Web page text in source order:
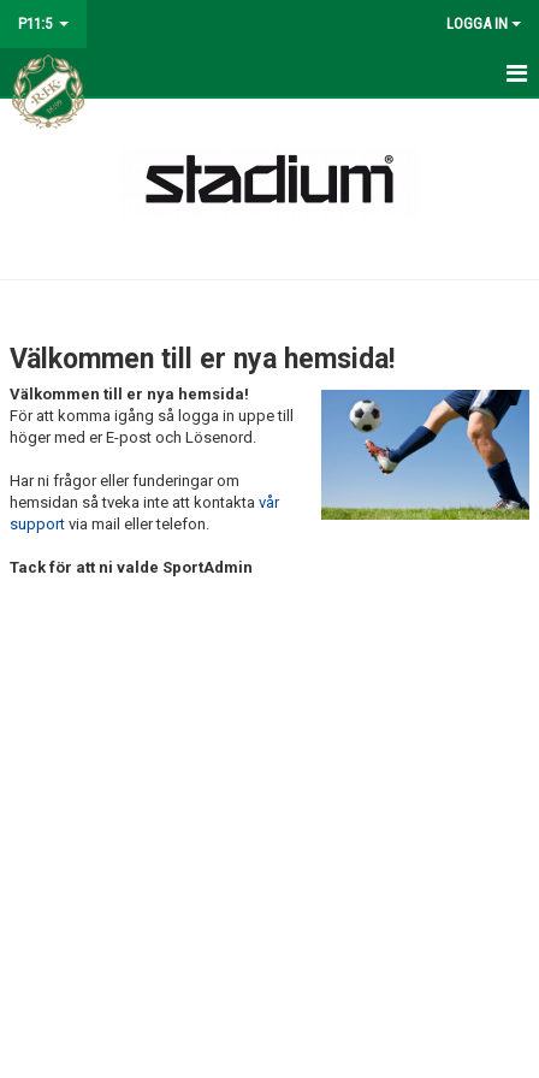
P11:5 LOGGA IN
HEM
DOKUMENT
KONTAKT
Välkommen till er nya hemsida!
Välkommen till er nya hemsida!
För att komma igång så logga in uppe till
höger med er E-post och Lösenord.
Har ni frågor eller funderingar om
hemsidan så tveka inte att kontakta vår
support via mail eller telefon.
Tack för att ni valde SportAdmin